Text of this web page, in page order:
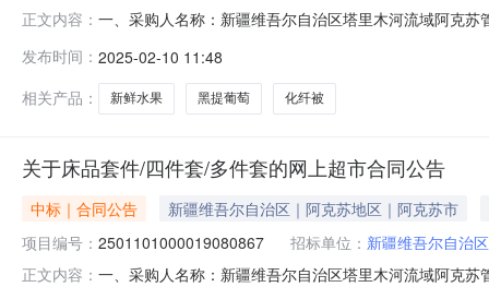
正文内容： 一、采购人名称：新疆维吾尔自治区塔里木河流域阿克
无品牌耙耙柑公斤2.0019.839.62小沫沫夏凉被床品套件
发布时间： 2025-02-10 11:48
相关产品：
新鲜水果 黑提葡萄 化纤被
关于床品套件/四件套/多件套的网上超市合同公告
中标｜合同公告
新疆维吾尔自治区｜阿克苏地区｜阿克苏市
项目编号： 2501101000019080867 招标单位： 新疆维吾尔自治
正文内容： 一、采购人名称：新疆维吾尔自治区塔里木河流域阿克